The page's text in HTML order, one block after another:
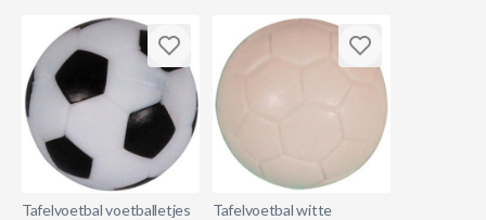
Tafelvoetbal voetballetjes
Tafelvoetbal witte